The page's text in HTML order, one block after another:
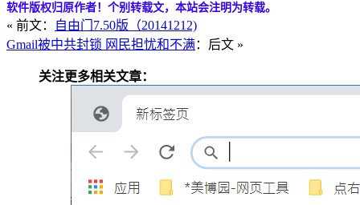
软件版权归原作者！个别转载文，本站会注明为转载。
« 前文：
自由门7.50版（20141212)
Gmail被中共封锁 网民担忧和不满：后文 »
关注更多相关文章：